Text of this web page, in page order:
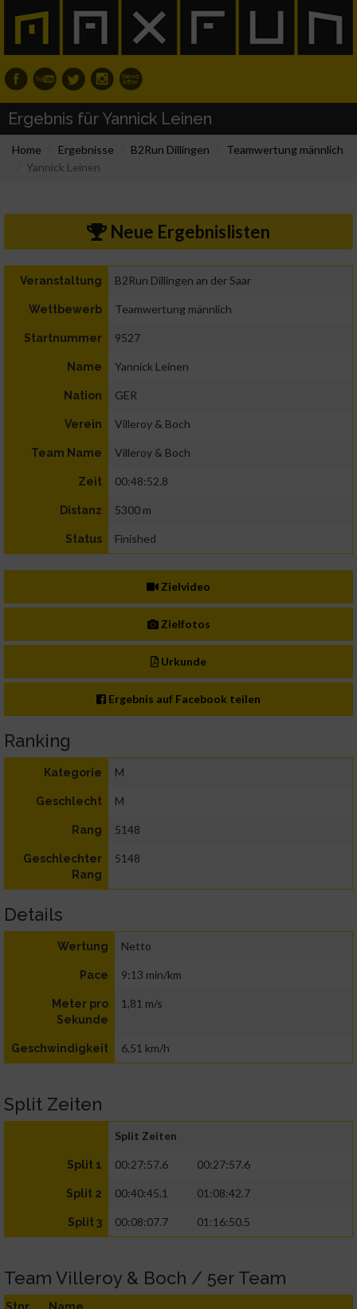
Ergebnis für Yannick Leinen
Home Ergebnisse B2Run Dillingen
Teamwertung männlich
Yannick Leinen
Neue Ergebnislisten
Veranstaltung B2Run Dillingen an der Saar
Wettbewerb Teamwertung männlich
Startnummer 9527
Name Yannick Leinen
Nation GER
Verein Villeroy & Boch
Team Name Villeroy & Boch
Zeit 00:48:52.8
Distanz 5300 m
Status Finished
Zielvideo
Zielfotos
Urkunde
Ergebnis auf Facebook teilen
Ranking
Kategorie M
Geschlecht M
Rang 5148
Geschlechter
Rang
5148
Details
Wertung Netto
Pace 9:13 min/km
Meter pro
Sekunde
1,81 m/s
Geschwindigkeit 6,51 km/h
Split Zeiten
Split Zeiten
Split 1 00:27:57.6 00:27:57.6
Split 2 00:40:45.1 01:08:42.7
Split 3 00:08:07.7 01:16:50.5
Team Villeroy & Boch / 5er Team